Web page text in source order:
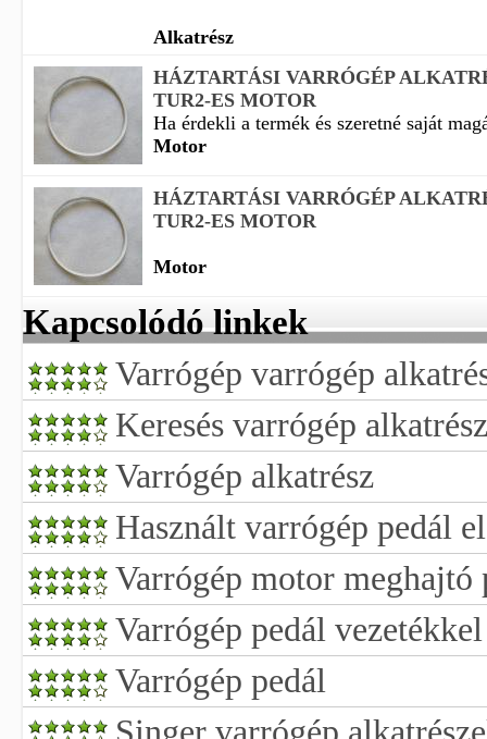
Alkatrész
HÁZTARTÁSI VARRÓGÉP
TUR2-ES MOTOR
Ha érdekli a termék és szeretné saját
Motor
HÁZTARTÁSI VARRÓGÉP
TUR2-ES MOTOR
Motor
Kapcsolódó linkek
Varrógép varrógép
Keresés varrógép alkatrész
Varrógép alkatrész
Használt varrógép pedál
Varrógép motor meghajtó
Varrógép pedál vezetékkel
Varrógép pedál